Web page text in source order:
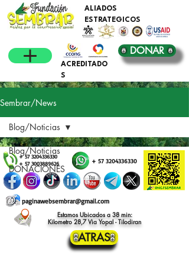
ALIADOS
ESTRATEGICOS
ACREDITADO
S
DONAR
Sembrar/News
Blog/Noticias
DONACIONES
Blog/Noticias
+57 3204336330
+ 57 3003889626 + 57 3204336330
paginawebsembrar@gmail.com
Estamos Ubicados a 38 min:
Kilometro 28,7 Via Yopal - Tilodiran
ATRAS